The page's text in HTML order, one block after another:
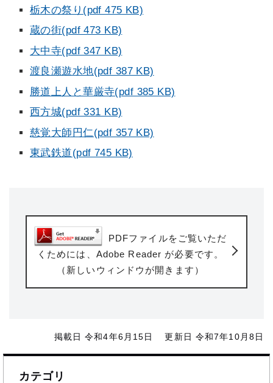
栃木の祭り(pdf 475 KB)
蔵の街(pdf 473 KB)
大中寺(pdf 347 KB)
渡良瀬遊水地(pdf 387 KB)
勝道上人と華厳寺(pdf 385 KB)
西方城(pdf 331 KB)
慈覚大師円仁(pdf 357 KB)
東武鉄道(pdf 745 KB)
PDFファイルをご覧いただ
くためには、Adobe Reader が必要です。
（新しいウィンドウが開きます）
掲載日 令和4年6月15日 更新日 令和7年10月8日
カテゴリ